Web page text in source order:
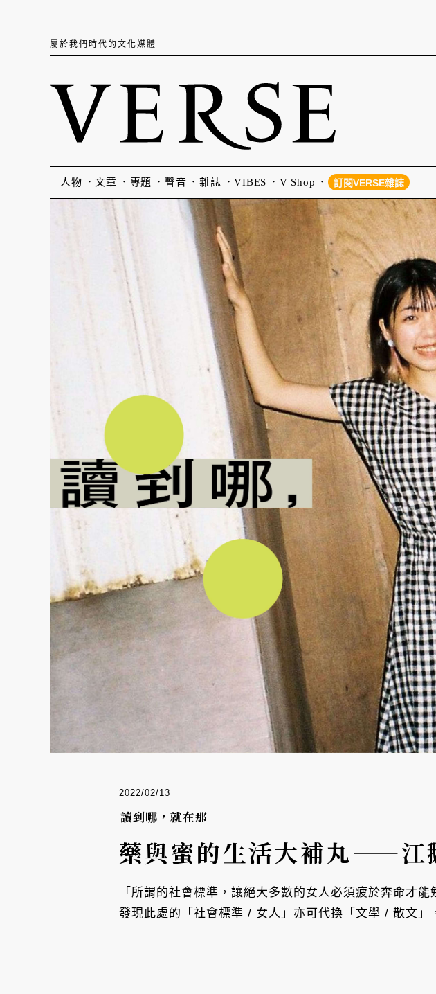
屬於我們時代的文化媒體
人物 文章 專題 聲音 雜誌 VIBES V Shop 訂閱VERSE雜誌
2022/02/13
讀到哪，就在那
藥與蜜的生活大補丸——江
「所謂的社會標準，讓絕大多數的女人必須疲於奔命才
發現此處的「社會標準 / 女人」亦可代換「文學 / 散文」